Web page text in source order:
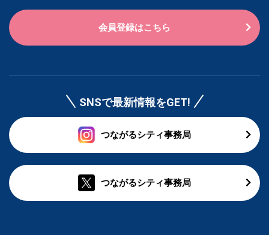
会員登録はこちら
SNSで最新情報をGET!
つながるシティ事務局
つながるシティ事務局